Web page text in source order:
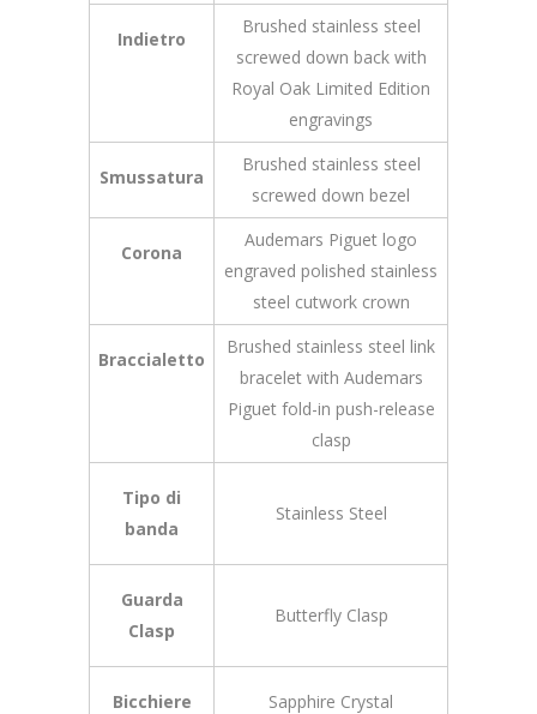
Indietro
Brushed stainless steel
screwed down back with
Royal Oak Limited Edition
engravings
Smussatura
Brushed stainless steel
screwed down bezel
Corona
Audemars Piguet logo
engraved polished stainless
steel cutwork crown
Braccialetto
Brushed stainless steel link
bracelet with Audemars
Piguet fold-in push-release
clasp
Tipo di
banda
Stainless Steel
Guarda
Clasp
Butterfly Clasp
Bicchiere Sapphire Crystal